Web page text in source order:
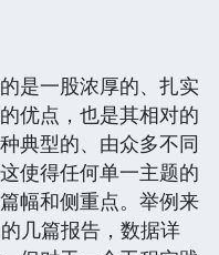
是一股浓厚的、扎实
优点，也是其相对的
典型的、由众多不同
使得任何单一主题的
幅和侧重点。举例来
几篇报告，数据详